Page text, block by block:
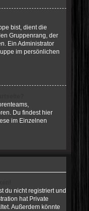
bist, dient die
Gruppenrang, der
Ein Administrator
im persönlichen
Du findest hier
im Einzelnen
du nicht registriert und
hat Private
Außerdem könnte